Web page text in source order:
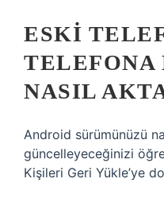
ESKI
NASIL
Android sürümünüzü
güncelleyeceğinizi
Kişileri Geri Yükle’ye